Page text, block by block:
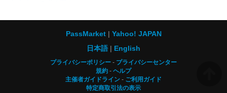
PassMarket
Yahoo! JAPAN
日本語
English
プライバシーポリシー
プライバシーセンター
規約
ヘルプ
主催者ガイドライン
ご利用ガイド
特定商取引法の表示